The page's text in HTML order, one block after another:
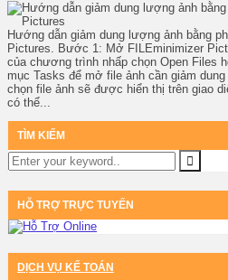
Hướng dẫn giảm dung lượng ảnh bằng
Pictures. Bước 1: Mở FILEminimizer
của chương trình nhấp chọn Open Files
mục Tasks để mở file ảnh cần giảm
chọn file ảnh sẽ được hiển thị trên giao
có thể...
TÌM KIẾM
HỖ TRỢ TRỰC TUYẾN
DỊCH VỤ KẾ TOÁN